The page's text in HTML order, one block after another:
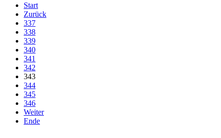
Start
Zurück
337
338
339
340
341
342
343
344
345
346
Weiter
Ende